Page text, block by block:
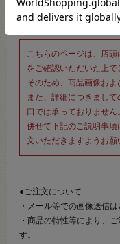
こちらのページは、店
をご確認いただいた上で
そのため、商品画像およ
また、詳細につきまし
口では承っておりません。
併せて下記のご説明事
文いただきますようお願
●ご注文について
・メール等での画像送信
・商品の特性等により、
す。